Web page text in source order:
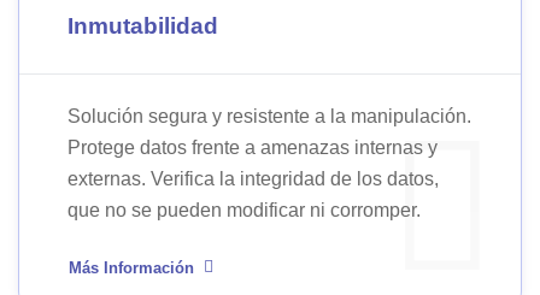
Inmutabilidad
Solución segura y resistente a la manipulación.
Protege datos frente a amenazas internas y
externas. Verifica la integridad de los datos,
que no se pueden modificar ni corromper.
Más Información